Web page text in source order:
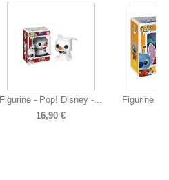
Figurine - Pop! Disney -...
16,90 €
Figurine -